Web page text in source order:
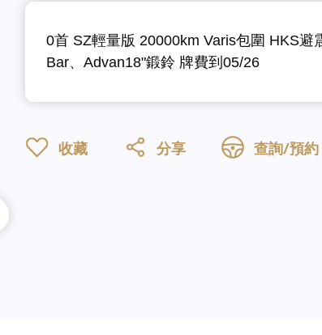
0首 SZ輕量版 20000km Varis包圍 HKS避
Bar、Advan18"鍛鈴 牌費到05/26
收藏 分享 查詢/預約